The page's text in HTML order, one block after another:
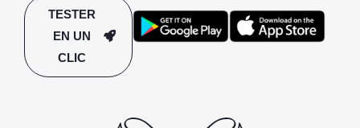
TESTER
EN UN
CLIC